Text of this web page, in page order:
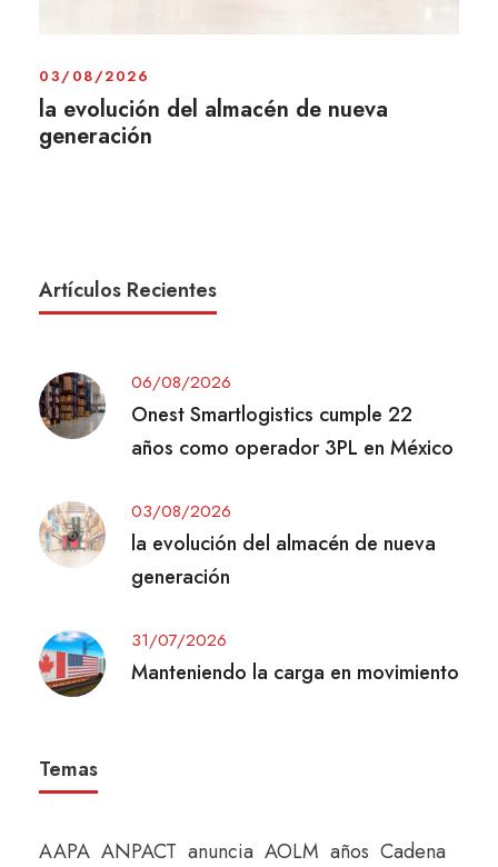
03/08/2026
la evolución del almacén de nueva
generación
Artículos Recientes
06/08/2026
Onest Smartlogistics cumple 22
años como operador 3PL en México
03/08/2026
la evolución del almacén de nueva
generación
31/07/2026
Manteniendo la carga en movimiento
Temas
AAPA ANPACT anuncia AOLM años Cadena